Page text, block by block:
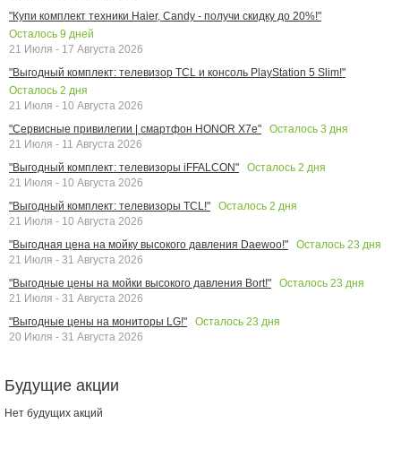
"Купи комплект техники Haier, Candy - получи скидку до 20%!"
Осталось 9 дней
21 Июля - 17 Августа 2026
"Выгодный комплект: телевизор TCL и консоль PlayStation 5 Slim!"
Осталось 2 дня
21 Июля - 10 Августа 2026
"Сервисные привилегии | смартфон HONOR X7e"
Осталось 3 дня
21 Июля - 11 Августа 2026
"Выгодный комплект: телевизоры iFFALCON"
Осталось 2 дня
21 Июля - 10 Августа 2026
"Выгодный комплект: телевизоры TCL!"
Осталось 2 дня
21 Июля - 10 Августа 2026
"Выгодная цена на мойку высокого давления Daewoo!"
Осталось 23 дня
21 Июля - 31 Августа 2026
"Выгодные цены на мойки высокого давления Bort!"
Осталось 23 дня
21 Июля - 31 Августа 2026
"Выгодные цены на мониторы LG!"
Осталось 23 дня
20 Июля - 31 Августа 2026
Будущие акции
Нет будущих акций